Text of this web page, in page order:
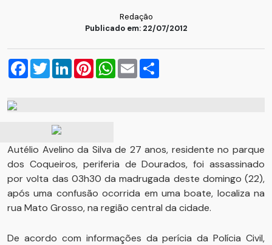
Redação
Publicado em: 22/07/2012
Facebook
TwitterLinkedInPinterestWhatsApp
Email
Autélio Avelino da Silva de 27 anos, residente no parque
dos Coqueiros, periferia de Dourados, foi assassinado
por volta das 03h30 da madrugada deste domingo (22),
após uma confusão ocorrida em uma boate, localiza na
rua Mato Grosso, na região central da cidade.
De acordo com informações da perícia da Polícia Civil,